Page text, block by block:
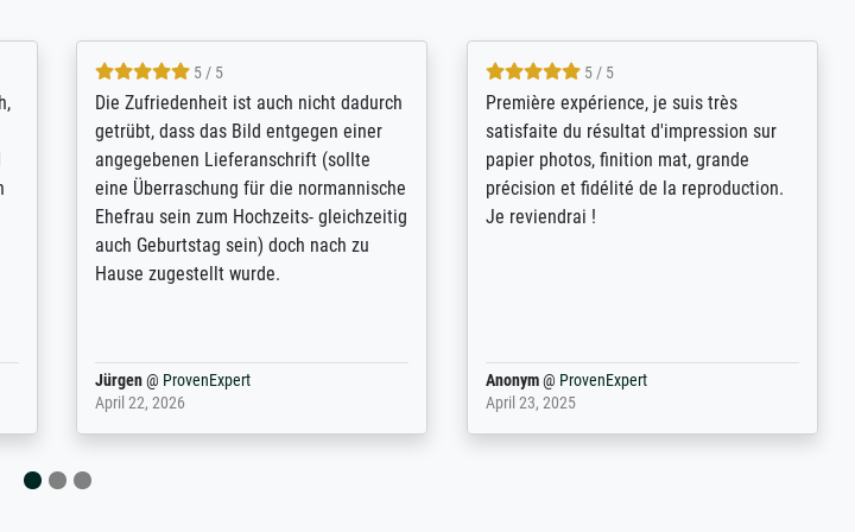
4.8 / 5
Hervorragende Qualität. Man kann sich
vieles anpassen lassen, wie z.B.:
Randentfernung, Farbe, Helligkeit,
Kontrast und Weiteres. Sehr freundliche
Kontaktperson per Mail. Das Bild (ein
Kunstdruck) wurde sehr gut verpackt -
sehr starke Papprolle mit Plastikdeckeln
Anonym@ProvenExpert
August 12, 2025
4.8 / 5
Qualité absolument irréprochable.
Extraordinaire diversité des thèmes
abordés et personnalisation des
demandes (recadrage, réajustement des
couleurs). Relation clientèle parfaite.
Anonym@ ProvenExpert
March 31, 2025